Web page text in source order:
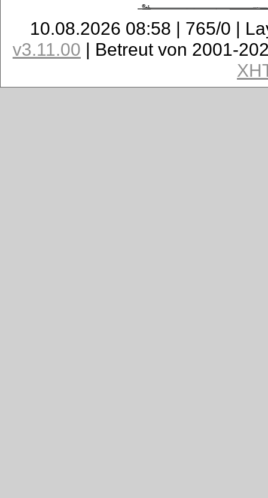
10.08.2026 08:58 | 765/0 |
v3.11.00 | Betreut von 2001-